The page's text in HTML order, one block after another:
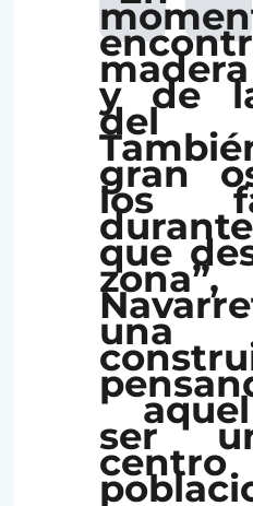
y de
del
gran
los
que
una
aquel
ser
centro